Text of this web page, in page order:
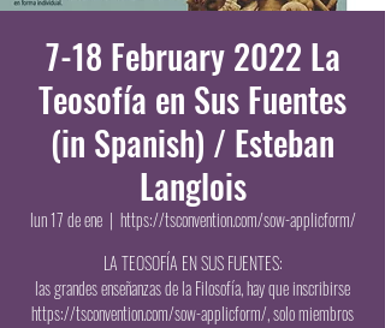
7-18 February 2022 La
Teosofía en Sus Fuentes
(in Spanish) / Esteban
Langlois
lun 17 de ene
  |
https://tsconvention.com/sow-applicform/
LA TEOSOFÍA EN SUS FUENTES:
las grandes enseñanzas de la Filosofía, hay que inscribirse
https://tsconvention.com/sow-applicform/, solo miembros